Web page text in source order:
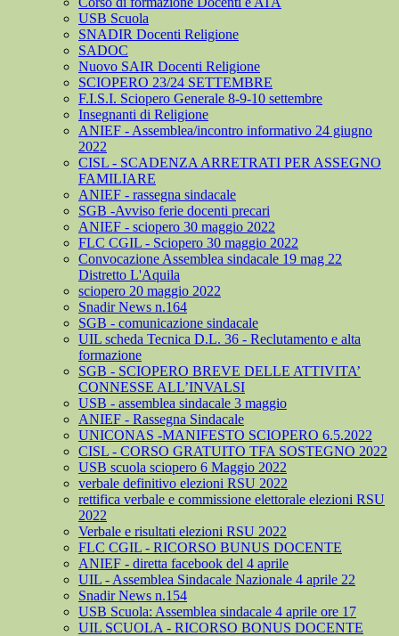
USB Scuola
SNADIR Docenti Religione
SADOC
Nuovo SAIR Docenti Religione
SCIOPERO 23/24 SETTEMBRE
F.I.S.I. Sciopero Generale 8-9-10 settembre
Insegnanti di Religione
ANIEF - Assemblea/incontro informativo 24 giugno
2022
CISL - SCADENZA ARRETRATI PER ASSEGNO
FAMILIARE
ANIEF - rassegna sindacale
SGB -Avviso ferie docenti precari
ANIEF - sciopero 30 maggio 2022
FLC CGIL - Sciopero 30 maggio 2022
Convocazione Assemblea sindacale 19 mag 22
Distretto L'Aquila
sciopero 20 maggio 2022
Snadir News n.164
SGB - comunicazione sindacale
UIL scheda Tecnica D.L. 36 - Reclutamento e alta
formazione
SGB - SCIOPERO BREVE DELLE ATTIVITA’
CONNESSE ALL’INVALSI
USB - assemblea sindacale 3 maggio
ANIEF - Rassegna Sindacale
UNICONAS -MANIFESTO SCIOPERO 6.5.2022
CISL - CORSO GRATUITO TFA SOSTEGNO 2022
USB scuola sciopero 6 Maggio 2022
verbale definitivo elezioni RSU 2022
rettifica verbale e commissione elettorale elezioni RSU
2022
Verbale e risultati elezioni RSU 2022
FLC CGIL - RICORSO BUNUS DOCENTE
ANIEF - diretta facebook del 4 aprile
UIL - Assemblea Sindacale Nazionale 4 aprile 22
Snadir News n.154
USB Scuola: Assemblea sindacale 4 aprile ore 17
UIL SCUOLA - RICORSO BONUS DOCENTE